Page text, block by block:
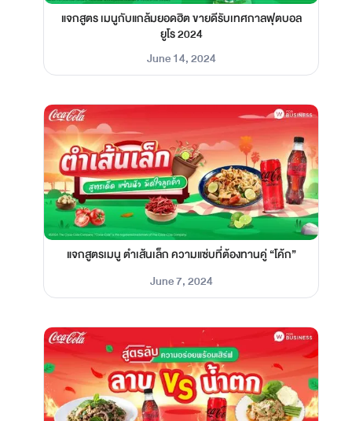
แจกสูตร เมนูกับแกล้มยอดฮิต ขายดีรับเทศกาลฟุตบอล
ยูโร 2024
June 14, 2024
แจกสูตรเมนู ตำเส้นเล็ก ความแซ่บที่ต้องทานคู่ “โค้ก”
June 7, 2024